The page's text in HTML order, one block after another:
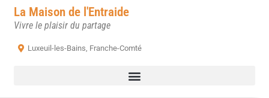
La Maison de l'Entraide
Vivre le plaisir du partage
Luxeuil-les-Bains, Franche-Comté